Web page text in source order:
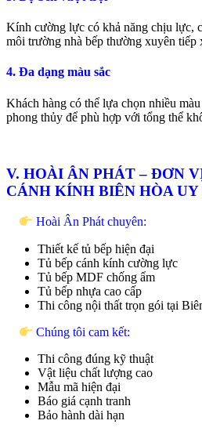
Kính cường lực có khả năng chịu lực,
môi trường nhà bếp thường xuyên tiếp
4. Đa dạng màu sắc
Khách hàng có thể lựa chọn nhiều
phong thủy để phù hợp với tổng thể
V. HOÀI ÂN PHÁT – ĐƠN
CÁNH KÍNH BIÊN HÒA
Hoài Ân Phát chuyên:
Thiết kế tủ bếp hiện đại
Tủ bếp cánh kính cường lực
Tủ bếp MDF chống ẩm
Tủ bếp nhựa cao cấp
Thi công nội thất trọn gói tại
Chúng tôi cam kết:
Thi công đúng kỹ thuật
Vật liệu chất lượng cao
Mẫu mã hiện đại
Báo giá cạnh tranh
Bảo hành dài hạn